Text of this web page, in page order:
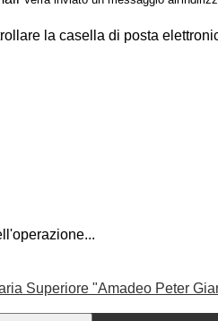
la casella di posta